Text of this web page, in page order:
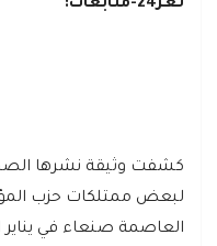
تعز24-متابعات:
كشفت وثيقة نشرها
لبعض ممتلكات حزب
العاصمة صنعاء في يناير